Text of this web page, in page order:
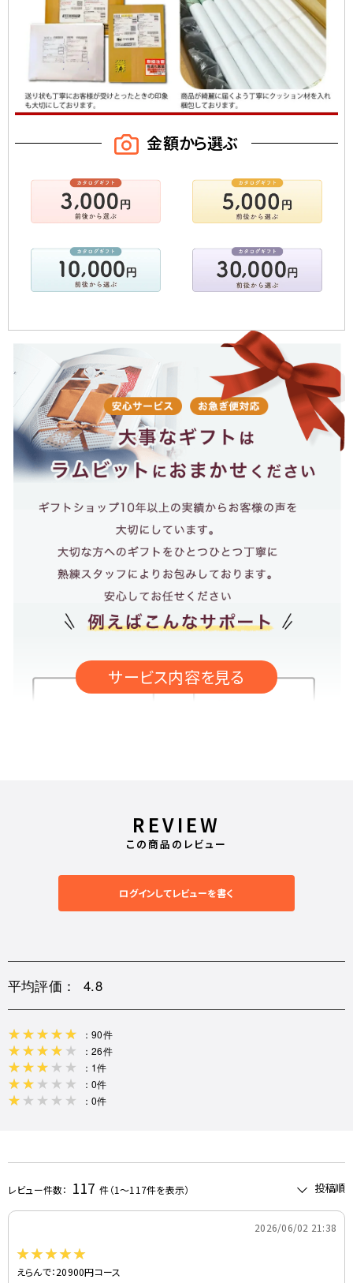
金額から選ぶ
REVIEW
この商品のレビュー
ログインしてレビューを書く
平均評価： 4.8
：90件
：26件
：1件
：0件
：0件
レビュー件数： 117 件（1～117件を表示）
2026/06/02 21:38
えらんで：20900円コース